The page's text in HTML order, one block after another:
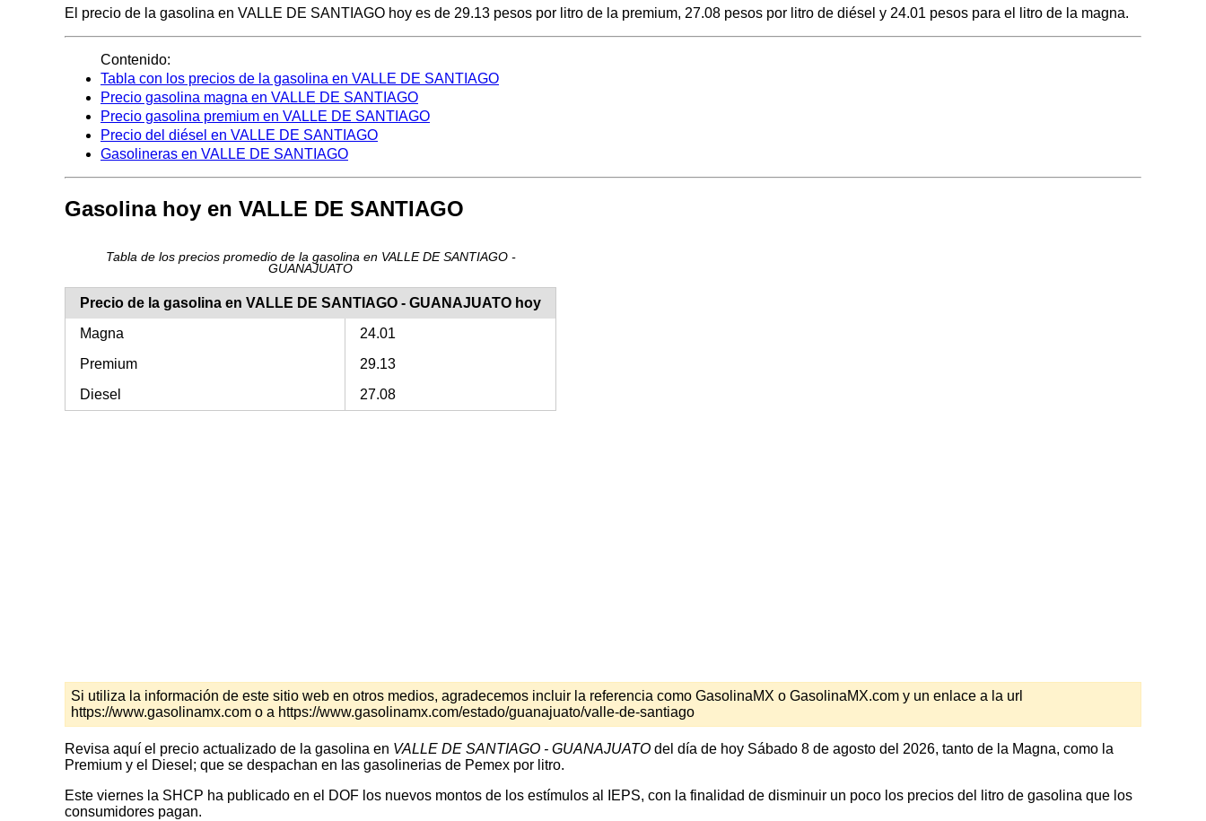
El precio de la gasolina en VALLE DE SANTIAGO hoy es de 29.13 pesos por litro de la premium, 27.08 pesos por litro de diésel y 24.01 pesos para el litro de la magna.
Contenido:
Tabla con los precios de la gasolina en VALLE DE SANTIAGO
Precio gasolina magna en VALLE DE SANTIAGO
Precio gasolina premium en VALLE DE SANTIAGO
Precio del diésel en VALLE DE SANTIAGO
Gasolineras en VALLE DE SANTIAGO
Gasolina hoy en VALLE DE SANTIAGO
Tabla de los precios promedio de la gasolina en VALLE DE SANTIAGO -
GUANAJUATO
Precio de la gasolina en VALLE DE SANTIAGO - GUANAJUATO hoy
Magna
24.01
Premium
29.13
Diesel
27.08
Si utiliza la información de este sitio web en otros medios, agradecemos incluir la referencia como GasolinaMX o GasolinaMX.com y un enlace a la url
https://www.gasolinamx.com o a https://www.gasolinamx.com/estado/guanajuato/valle-de-santiago
Revisa aquí el precio actualizado de la gasolina en VALLE DE SANTIAGO - GUANAJUATO del día de hoy Sábado 8 de agosto del 2026, tanto de la Magna, como la
Premium y el Diesel; que se despachan en las gasolinerias de Pemex por litro.
Este viernes la SHCP ha publicado en el DOF los nuevos montos de los estímulos al IEPS, con la finalidad de disminuir un poco los precios del litro de gasolina que los
consumidores pagan.